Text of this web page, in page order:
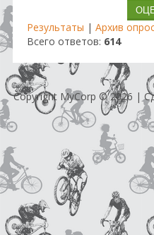
Результаты | Архив
Всего ответов: 614
Copyright MyCorp © 2026 |